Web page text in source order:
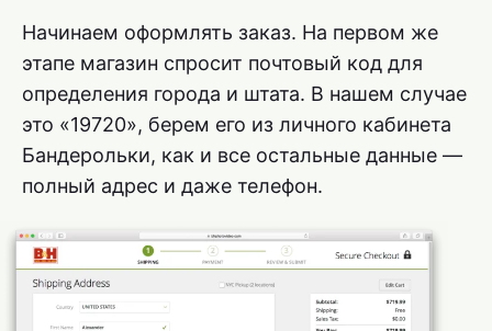
Начинаем оформлять заказ. На первом же
этапе магазин спросит почтовый код для
определения города и штата. В нашем случае
это «19720», берем его из личного кабинета
Бандерольки, как и все остальные данные —
полный адрес и даже телефон.